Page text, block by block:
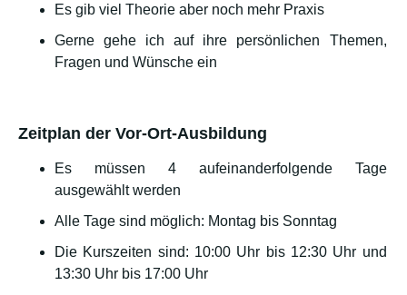
Es gib viel Theorie aber noch mehr Praxis
Gerne gehe ich auf ihre persönlichen Themen,
Fragen und Wünsche ein
Zeitplan der Vor-Ort-Ausbildung
Es müssen 4 aufeinanderfolgende Tage
ausgewählt werden
Alle Tage sind möglich: Montag bis Sonntag
Die Kurszeiten sind: 10:00 Uhr bis 12:30 Uhr und
13:30 Uhr bis 17:00 Uhr